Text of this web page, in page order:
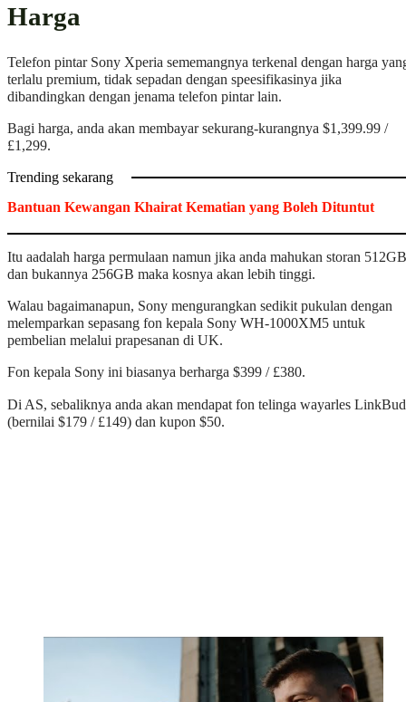
Harga
Telefon pintar Sony Xperia sememangnya terkenal dengan harga
terlalu premium, tidak sepadan dengan speesifikasinya jika
dibandingkan dengan jenama telefon pintar lain.
Bagi harga, anda akan membayar sekurang-kurangnya $1,399.99 /
£1,299.
Trending sekarang
Bantuan Kewangan Khairat Kematian yang Boleh Dituntut
Itu aadalah harga permulaan namun jika anda mahukan storan 512GB
dan bukannya 256GB maka kosnya akan lebih tinggi.
Walau bagaimanapun, Sony mengurangkan sedikit pukulan dengan
melemparkan sepasang fon kepala Sony WH-1000XM5 untuk
pembelian melalui prapesanan di UK.
Fon kepala Sony ini biasanya berharga $399 / £380.
Di AS, sebaliknya anda akan mendapat fon telinga wayarles
(bernilai $179 / £149) dan kupon $50.